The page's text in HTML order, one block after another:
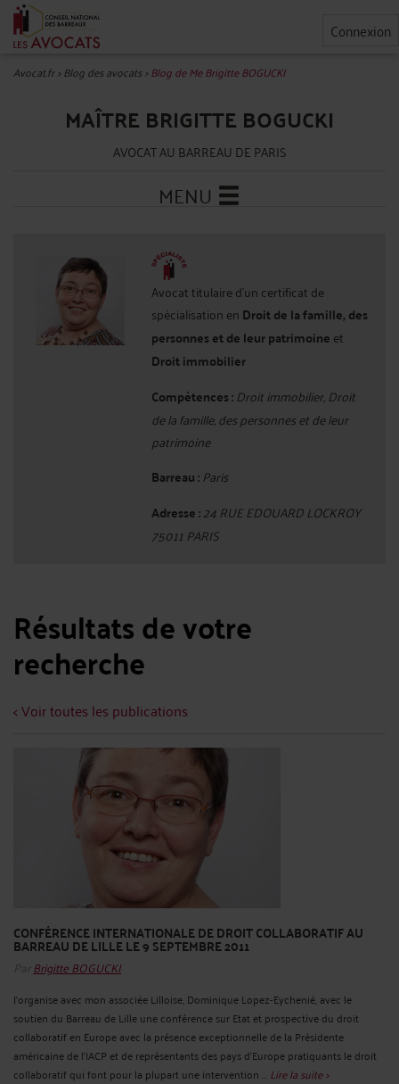
Connexion
Avocat.fr>Blog des avocats>Blog de Me Brigitte BOGUCKI
MAÎTRE BRIGITTE BOGUCKI
AVOCAT AU BARREAU DE PARIS
MENU
Avocat titulaire d'un certificat de
spécialisation en Droit de la famille, des
personnes et de leur patrimoine et
Droit immobilier
Compétences : Droit immobilier, Droit
de la famille, des personnes et de leur
patrimoine
Barreau : Paris
Adresse :24 RUE EDOUARD LOCKROY
75011 PARIS
Résultats de votre
recherche
< Voir toutes les publications
CONFÉRENCE INTERNATIONALE DE DROIT COLLABORATIF AU
BARREAU DE LILLE LE 9 SEPTEMBRE 2011
Par Brigitte BOGUCKI
J'organise avec mon associée Lilloise, Dominique Lopez-Eychenié, avec le
soutien du Barreau de Lille une conférence sur Etat et prospective du droit
collaboratif en Europe avec la présence exceptionnelle de la Présidente
américaine de l'IACP et de représentants des pays d'Europe pratiquants le droit
collaboratif qui font pour la plupart une intervention ... Lire la suite >